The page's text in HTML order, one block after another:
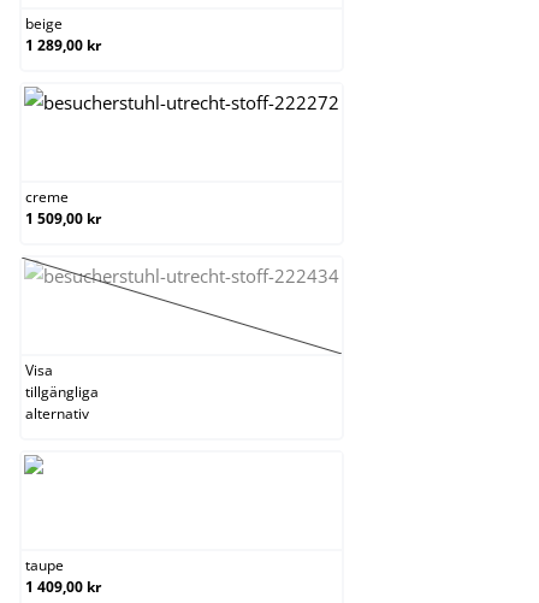
beige
1 289,00 kr
creme
1 509,00 kr
mörkgrå
(Det här alternativet är för närvarande inte
Visa
tillgängliga
alternativ
taupe
1 409,00 kr